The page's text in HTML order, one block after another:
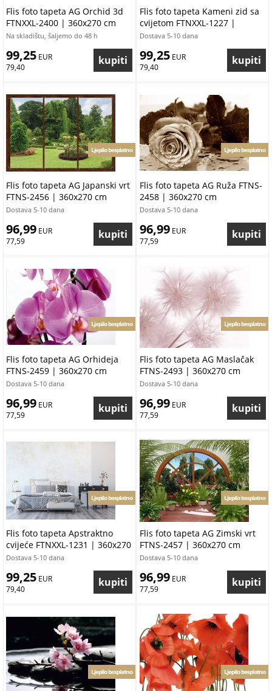
Flis foto tapeta AG Orchid 3d
FTNXXL-2400 | 360x270 cm
Na skladištu, šaljemo do 48 h
99,25 EUR
79,40
Flis foto tapeta Kameni zid sa
cvijetom FTNXXL-1227 |
360x270 cm
Dostava 5-10 dana
99,25 EUR
79,40
Flis foto tapeta AG Japanski vrt
FTNS-2456 | 360x270 cm
Ljepilo besplatno
Dostava 5-10 dana
96,99 EUR
77,59
Flis foto tapeta AG Ruža FTNS-
2458 | 360x270 cm
Ljepilo besplatno
Dostava 5-10 dana
96,99 EUR
77,59
Flis foto tapeta AG Orhideja
FTNS-2459 | 360x270 cm
Ljepilo besplatno
Dostava 5-10 dana
96,99 EUR
77,59
Flis foto tapeta AG Maslačak
FTNS-2493 | 360x270 cm
Ljepilo besplatno
Dostava 5-10 dana
96,99 EUR
77,59
Flis foto tapeta Apstraktno
cvijeće FTNXXL-1231 | 360x270
cm
Ljepilo besplatno
Dostava 5-10 dana
99,25 EUR
79,40
Flis foto tapeta AG Zimski vrt
FTNS-2457 | 360x270 cm
Ljepilo besplatno
Dostava 5-10 dana
96,99 EUR
77,59
Ljepilo besplatno Ljepilo besplatno